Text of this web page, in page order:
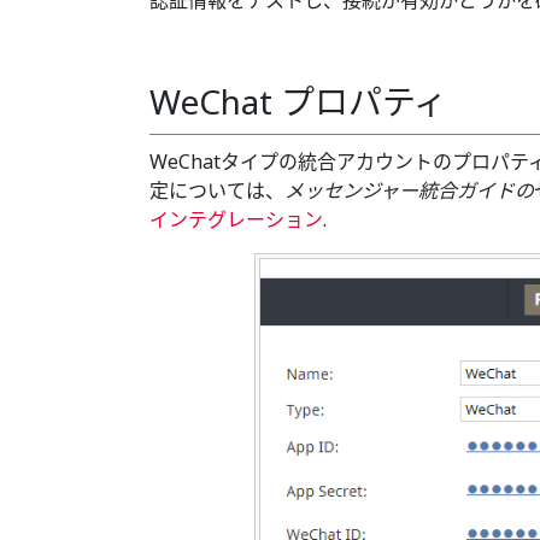
WeChat プロパティ
WeChatタイプの統合アカウントのプロパ
定については、 メッセンジャー統合ガイドの
インテグレーション.